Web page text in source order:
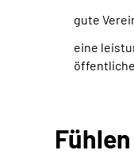
gute
eine